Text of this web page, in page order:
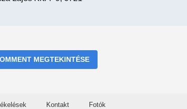
MEGTEKINTÉSE
Kontakt Fotók